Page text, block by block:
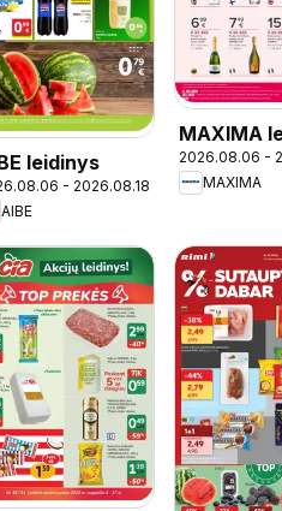
leidinys
- 2026.08.18
AIBE
MAXIMA
- Skonių
2026.08.06 -
MAXIMA